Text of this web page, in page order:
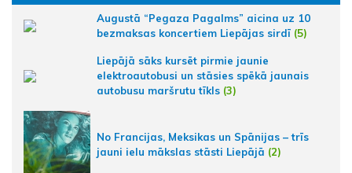
Augustā “Pegaza Pagalms” aicina uz 10
bezmaksas koncertiem Liepājas sirdī (5)
Liepājā sāks kursēt pirmie jaunie
elektroautobusi un stāsies spēkā jaunais
autobusu maršrutu tīkls (3)
No Francijas, Meksikas un Spānijas – trīs
jauni ielu mākslas stāsti Liepājā (2)